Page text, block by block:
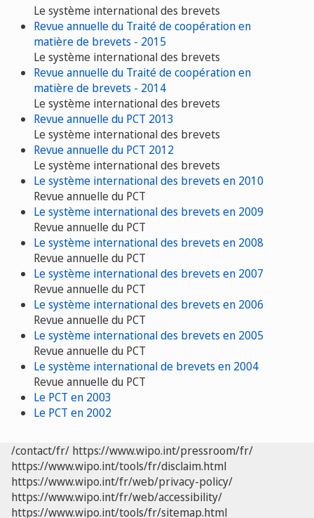
Le système international des brevets
Revue annuelle du Traité de coopération en
matière de brevets - 2015
Le système international des brevets
Revue annuelle du Traité de coopération en
matière de brevets - 2014
Le système international des brevets
Revue annuelle du PCT 2013
Le système international des brevets
Revue annuelle du PCT 2012
Le système international des brevets
Le système international des brevets en 2010
Revue annuelle du PCT
Le système international des brevets en 2009
Revue annuelle du PCT
Le système international des brevets en 2008
Revue annuelle du PCT
Le système international des brevets en 2007
Revue annuelle du PCT
Le système international des brevets en 2006
Revue annuelle du PCT
Le système international des brevets en 2005
Revue annuelle du PCT
Le système international de brevets en 2004
Revue annuelle du PCT
Le PCT en 2003
Le PCT en 2002
/contact/fr/ https://www.wipo.int/pressroom/fr/
https://www.wipo.int/tools/fr/disclaim.html
https://www.wipo.int/fr/web/privacy-policy/
https://www.wipo.int/fr/web/accessibility/
https://www.wipo.int/tools/fr/sitemap.html